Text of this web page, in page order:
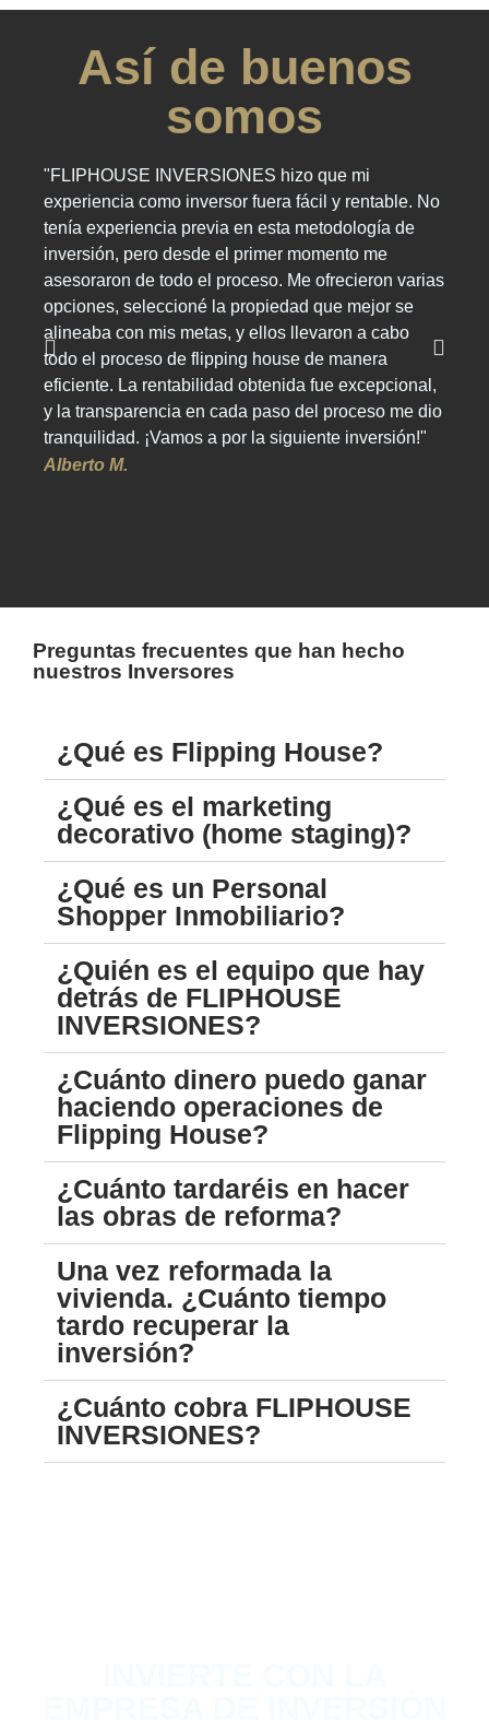
Así de buenos
somos
"FLIPHOUSE INVERSIONES hizo que mi
experiencia como inversor fuera fácil y rentable. No
tenía experiencia previa en esta metodología de
inversión, pero desde el primer momento me
asesoraron de todo el proceso. Me ofrecieron varias
opciones, seleccioné la propiedad que mejor se
alineaba con mis metas, y ellos llevaron a cabo
todo el proceso de flipping house de manera
eficiente. La rentabilidad obtenida fue excepcional,
y la transparencia en cada paso del proceso me dio
tranquilidad. ¡Vamos a por la siguiente inversión!"
Alberto M.
Preguntas frecuentes que han hecho
nuestros Inversores
¿Qué es Flipping House?
¿Qué es el marketing
decorativo (home staging)?
¿Qué es un Personal
Shopper Inmobiliario?
¿Quién es el equipo que hay
detrás de FLIPHOUSE
INVERSIONES?
¿Cuánto dinero puedo ganar
haciendo operaciones de
Flipping House?
¿Cuánto tardaréis en hacer
las obras de reforma?
Una vez reformada la
vivienda. ¿Cuánto tiempo
tardo recuperar la
inversión?
¿Cuánto cobra FLIPHOUSE
INVERSIONES?